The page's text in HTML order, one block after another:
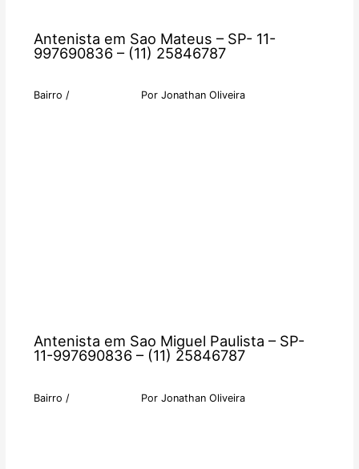
Antenista em Sao Mateus – SP- 11-
997690836 – (11) 25846787
Bairro / Por Jonathan Oliveira
Antenista em Sao Miguel Paulista – SP-
11-997690836 – (11) 25846787
Bairro / Por Jonathan Oliveira